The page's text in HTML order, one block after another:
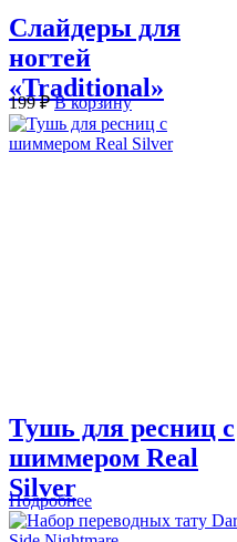
Слайдеры для
ногтей
«Traditional»
199₽ В корзину
Тушь для ресниц с
шиммером Real
Silver
Подробнее